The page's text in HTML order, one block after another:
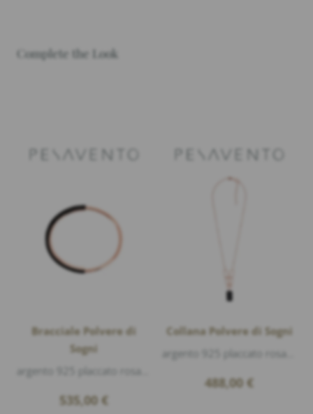
Complete the Look
Bracciale Polvere di
Sogni
535,00 €
Collana Polvere di Sogni
488,00 €